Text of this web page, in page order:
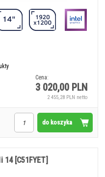
Cena:
3 020,00 PLN
2 455,28 PLN netto
do koszyka
14 [C51FYET]